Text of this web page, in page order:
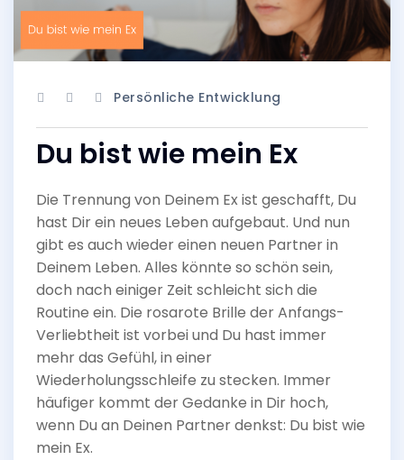
Persönliche Entwicklung
Du bist wie mein Ex
Die Trennung von Deinem Ex ist geschafft, Du
hast Dir ein neues Leben aufgebaut. Und nun
gibt es auch wieder einen neuen Partner in
Deinem Leben. Alles könnte so schön sein,
doch nach einiger Zeit schleicht sich die
Routine ein. Die rosarote Brille der Anfangs-
Verliebtheit ist vorbei und Du hast immer
mehr das Gefühl, in einer
Wiederholungsschleife zu stecken. Immer
häufiger kommt der Gedanke in Dir hoch,
wenn Du an Deinen Partner denkst: Du bist wie
mein Ex.